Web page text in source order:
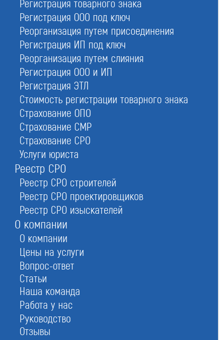
Регистрация товарного знака
Регистрация ООО под ключ
Реорганизация путем присоединения
Регистрация ИП под ключ
Реорганизация путем слияния
Регистрация ООО и ИП
Регистрация ЭТЛ
Стоимость регистрации товарного знака
Страхование ОПО
Страхование СМР
Страхование СРО
Услуги юриста
Реестр СРО
Реестр СРО строителей
Реестр СРО проектировщиков
Реестр СРО изыскателей
О компании
О компании
Цены на услуги
Вопрос-ответ
Статьи
Наша команда
Работа у нас
Руководство
Отзывы
Размер компфонда возмещения вреда:
35 500 000
Размер компфонда обеспечения договорных обязательств:
65 800 000
Руководство СРО:
Волков Александр Александрович — Исполнительный директор
Переверзев Александр Федорович — Председатель Совета
Условия вступления в Ассоциация